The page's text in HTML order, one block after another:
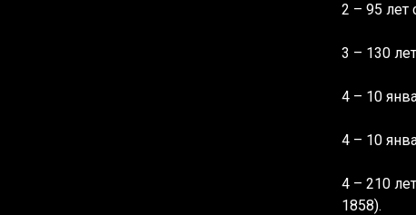
2 – 95 лет
3 – 130
4 – 10
4 – 10
4 – 210
1858).